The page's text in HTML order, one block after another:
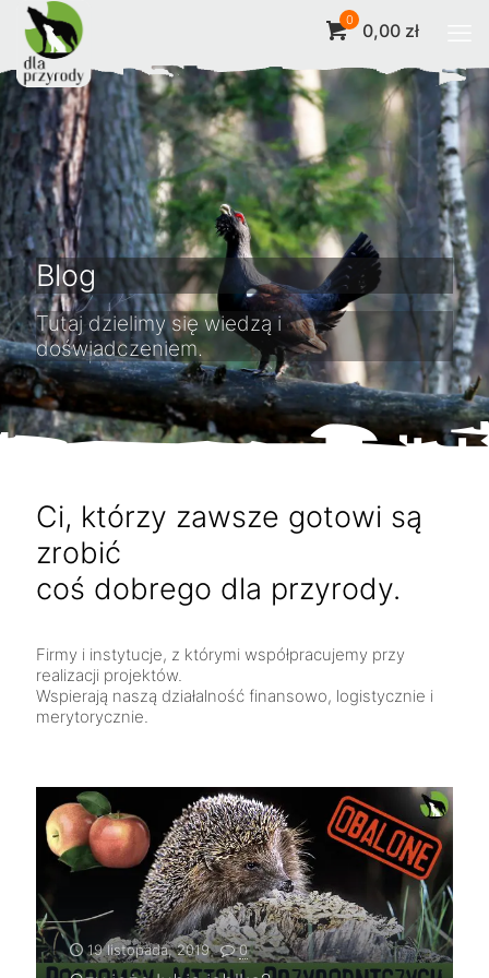
0 0,00 zł
Blog
Tutaj dzielimy się wiedzą i
doświadczeniem.
Ci, którzy zawsze gotowi są
zrobić
coś dobrego dla przyrody.
Firmy i instytucje, z którymi współpracujemy przy
realizacji projektów.
Wspierają naszą działalność finansowo, logistycznie i
merytorycznie.
19 listopada, 2019 0